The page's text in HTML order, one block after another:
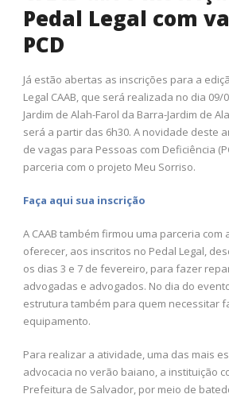
Pedal Legal com
PCD
Já estão abertas as inscrições para a
Legal CAAB, que será realizada no dia 09/
Jardim de Alah-Farol da Barra-Jardim de
será a partir das 6h30. A novidade deste
de vagas para Pessoas com Deficiência
parceria com o projeto Meu Sorriso.
Faça aqui sua inscrição
A CAAB também firmou uma parceria com
oferecer, aos inscritos no Pedal Legal,
os dias 3 e 7 de fevereiro, para fazer
advogadas e advogados. No dia do
estrutura também para quem necessitar
equipamento.
Para realizar a atividade, uma das mais
advocacia no verão baiano, a instituição
Prefeitura de Salvador, por meio de